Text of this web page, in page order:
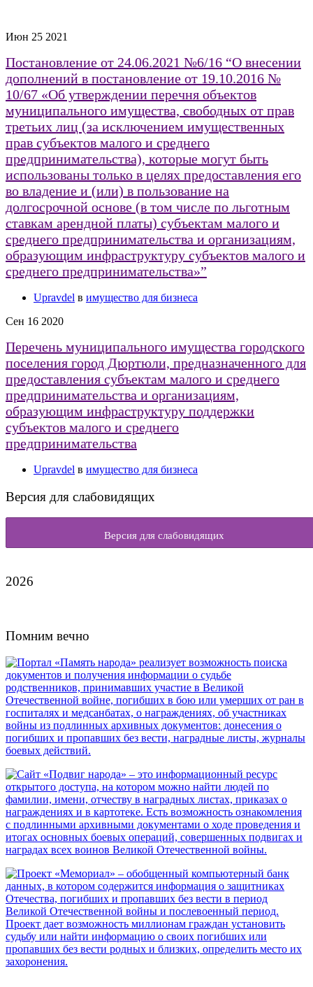
Июн 25 2021
Постановление от 24.06.2021 №6/16 “О внесении
дополнений в постановление от 19.10.2016 №
10/67 «Об утверждении перечня объектов
муниципального имущества, свободных от прав
третьих лиц (за исключением имущественных
прав субъектов малого и среднего
предпринимательства), которые могут быть
использованы только в целях предоставления его
во владение и (или) в пользование на
долгосрочной основе (в том числе по льготным
ставкам арендной платы) субъектам малого и
среднего предпринимательства и организациям,
образующим инфраструктуру субъектов малого и
среднего предпринимательства»”
Upravdel в имущество для бизнеса
Сен 16 2020
Перечень муниципального имущества городского
поселения город Дюртюли, предназначенного для
предоставления субъектам малого и среднего
предпринимательства и организациям,
образующим инфраструктуру поддержки
субъектов малого и среднего
предпринимательства
Upravdel в имущество для бизнеса
Версия для слабовидящих
Версия для слабовидящих
2026
Помним вечно